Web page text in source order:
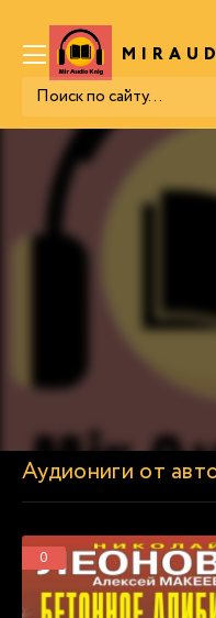
Аудиониги от
0